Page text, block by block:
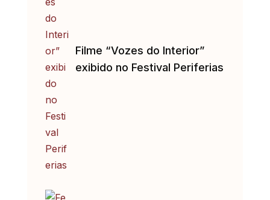
Filme “Vozes do Interior”
exibido no Festival Periferias